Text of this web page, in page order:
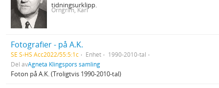
tidningsurklipp.
Örngrim, Karl
Fotografier - på A.K.
SE S-HS Acc2022/55:5:1c Enhet
1990-2010-tal
Del avAgneta Klingspors samling
Foton på A.K. (Troligtvis 1990-2010-tal)